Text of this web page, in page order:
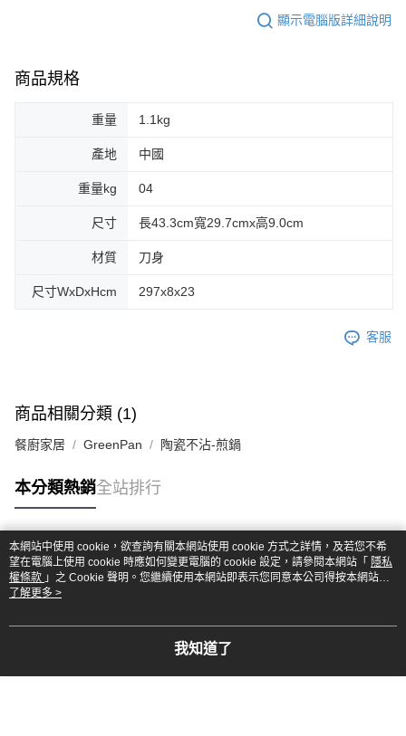
顯示電腦版詳細說明
商品規格
重量 1.1kg
產地 中國
重量kg 04
尺寸 長43.3cm寬29.7cmx高9.0cm
材質 刀身
尺寸WxDxHcm 297x8x23
客服
商品相關分類 (1)
餐廚家居 GreenPan 陶瓷不沾-煎鍋
本分類熱銷全站排行
熱門標籤
本網站中使用 cookie，欲查詢有關本網站使用 cookie 方式之詳情，及若您不希
望在電腦上使用 cookie 時應如何變更電腦的 cookie 設定，請參閱本網站「 隱私
權條款 」之 Cookie 聲明。您繼續使用本網站即表示您同意本公司得按本網站使
用條款之 Cookie 聲明使用 cookie。
了解更多 >
我知道了